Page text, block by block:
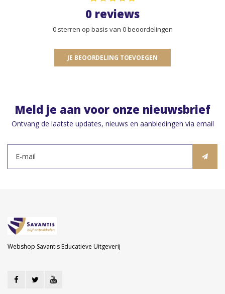
0 reviews
0 sterren op basis van 0 beoordelingen
JE BEOORDELING TOEVOEGEN
Meld je aan voor onze nieuwsbrief
Ontvang de laatste updates, nieuws en aanbiedingen via email
Webshop Savantis Educatieve Uitgeverij